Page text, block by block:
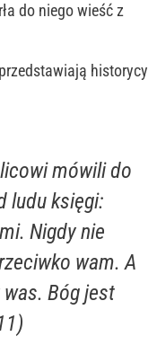
do niego wieść z
historycy
mówili do
ludu księgi:
Nigdy nie
wam. A
Bóg jest